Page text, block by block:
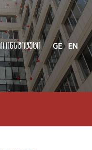
ინსტიტუტი GE EN